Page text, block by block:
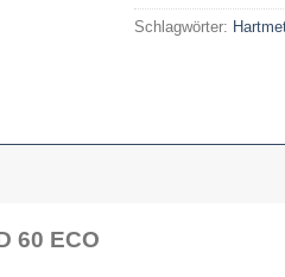
Schlagwörter:
60 ECO